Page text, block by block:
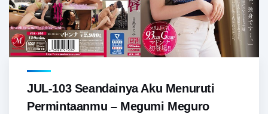
JUL-103 Seandainya Aku Menuruti
Permintaanmu – Megumi Meguro